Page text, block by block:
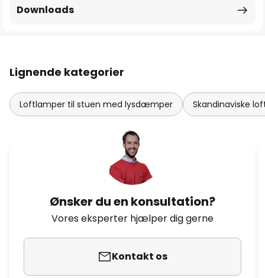
Downloads
Lignende kategorier
Loftlamper til stuen med lysdæmper Skandinaviske
Ønsker du en konsultation?
Vores eksperter hjælper dig gerne
Kontakt os